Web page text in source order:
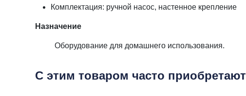
Комплектация: ручной насос, настенное крепление
Назначение
Оборудование для домашнего использования.
С этим товаром часто приобретают